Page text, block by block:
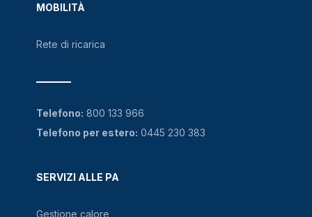
MOBILITÀ
Rete di ricarica
SERVIZI ALLE PA
Gestione calore
Telefono: 800 133 966
Telefono per estero: 0445 230 383